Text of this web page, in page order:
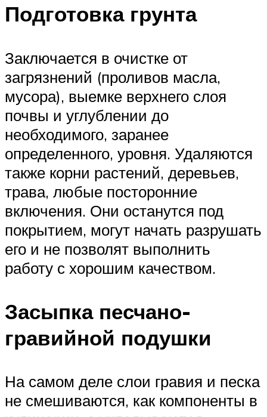
Подготовка грунта
Заключается в очистке от
загрязнений (проливов масла,
мусора), выемке верхнего слоя
почвы и углублении до
необходимого, заранее
определенного, уровня. Удаляются
также корни растений, деревьев,
трава, любые посторонние
включения. Они останутся под
покрытием, могут начать разрушать
его и не позволят выполнить
работу с хорошим качеством.
Засыпка песчано-
гравийной подушки
На самом деле слои гравия и песка
не смешиваются, как компоненты в